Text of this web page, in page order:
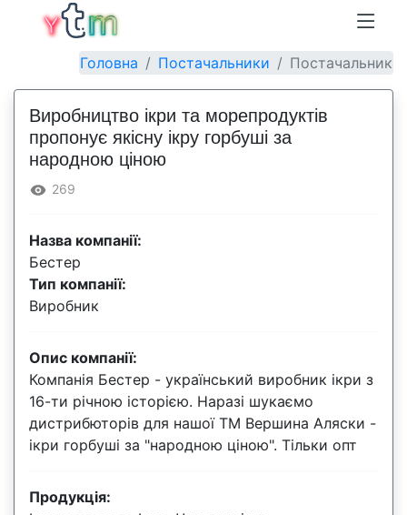
Головна Постачальники Постачальник
Виробництво ікри та морепродуктів
пропонує якісну ікру горбуші за
народною ціною
269
Назва компанії:
Бестер
Тип компанії:
Виробник
Опис компанії:
Компанія Бестер - український виробник ікри з
16-ти річною історією. Наразі шукаємо
дистрибюторів для нашої ТМ Вершина Аляски -
ікри горбуші за "народною ціною". Тільки опт
Продукція: